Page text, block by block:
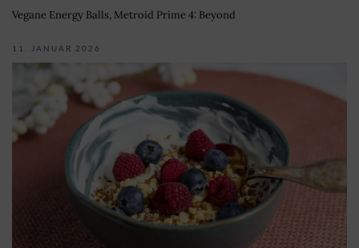
Vegane Energy Balls, Metroid Prime 4: Beyond
11. JANUAR 2026